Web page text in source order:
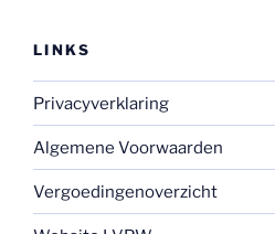
LINKS
Privacyverklaring
Algemene Voorwaarden
Vergoedingenoverzicht